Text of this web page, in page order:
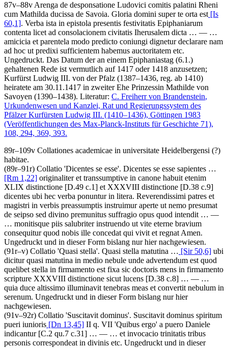
87v–88v Arenga de desponsatione Ludovici comitis palatini Rheni
cum Mathilda ducissa de Savoia. Gloria domini super te orta est [Is
60,1]. Verba ista in epistola presentis festivitatis Epiphaniarum
contenta licet ad consolacionem civitatis Iherusalem dicta … — …
amicicia et parentela modo predicto coniungi dignetur declarare nam
ad hoc ut predixi sufficientem habemus auctoritatem etc.
Ungedruckt. Das Datum der an einem Epiphaniastag (6.1.)
gehaltenen Rede ist vermutlich auf 1417 oder 1418 anzusetzen;
Kurfürst Ludwig III. von der Pfalz (1387–1436, reg. ab 1410)
heiratete am 30.11.1417 in zweiter Ehe Prinzessin Mathilde von
Savoyen (1390–1438). Literatur: C. Freiherr von Brandenstein,
Urkundenwesen und Kanzlei, Rat und Regierungssystem des
Pfälzer Kurfürsten Ludwig III. (1410–1436), Göttingen 1983
(Veröffentlichungen des Max-Planck-Instituts für Geschichte 71),
108, 294, 369, 393.
89r–109v Collationes academicae in universitate Heidelbergensi (?)
habitae.
(89r–91r) Collatio 'Dicentes se esse'. Dicentes se esse sapientes …
[Rm 1,22] originaliter et transsumptive in canone habuit etenim
XLIX distinctione [D.49 c.1] et XXXVIII distinctione [D.38 c.9]
dicentes ubi hec verba ponuntur in litera. Reverendissimi patres et
magistri in verbis preassumptis instruimur aperte ut nemo presumat
de seipso sed divino premunitus suffragio opus quod intendit … —
… monitisque piis salubriter instruendo ut vite eterne bravium
consequitur quod nobis ille concedat qui vivit et regnat Amen.
Ungedruckt und in dieser Form bislang nur hier nachgewiesen.
(91r–v) Collatio 'Quasi stella'. Quasi stella matutina … [Sir 50,6] ubi
dicitur quasi matutina in medio nebule unde advertendum est quod
quelibet stella in firmamento est fixa sic doctoris mens in firmamento
scripture XXXVIII distinctione sicut lucens [D.38 c.8] … — …
quia duce altissimo illuminavit tenebras meas et convertit nebulum in
serenum. Ungedruckt und in dieser Form bislang nur hier
nachgewiesen.
(91v–92r) Collatio 'Suscitavit dominus'. Suscitavit dominus spiritum
pueri iunioris [Dn 13,45] II q. VII 'Quibus ergo' a puero Daniele
indicantur[C.2 qu.7 c.31] … — … et invocacio trinitatis tribus
personis correspondeat in divinis etc. Ungedruckt und in dieser